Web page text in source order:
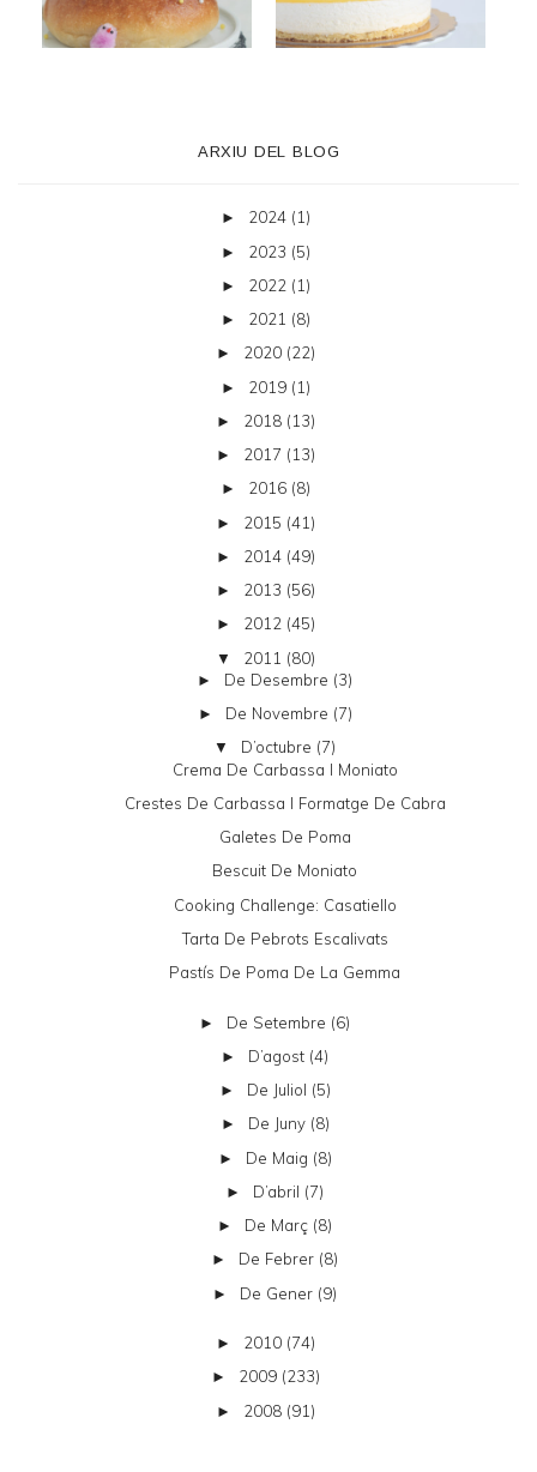
ARXIU DEL BLOG
► 2024 (1)
► 2023 (5)
► 2022 (1)
► 2021 (8)
► 2020 (22)
► 2019 (1)
► 2018 (13)
► 2017 (13)
► 2016 (8)
► 2015 (41)
► 2014 (49)
► 2013 (56)
► 2012 (45)
▼ 2011 (80)
► De Desembre (3)
► De Novembre (7)
▼ D’octubre (7)
Crema De Carbassa I Moniato
Crestes De Carbassa I Formatge De Cabra
Galetes De Poma
Bescuit De Moniato
Cooking Challenge: Casatiello
Tarta De Pebrots Escalivats
Pastís De Poma De La Gemma
► De Setembre (6)
► D’agost (4)
► De Juliol (5)
► De Juny (8)
► De Maig (8)
► D’abril (7)
► De Març (8)
► De Febrer (8)
► De Gener (9)
► 2010 (74)
► 2009 (233)
► 2008 (91)